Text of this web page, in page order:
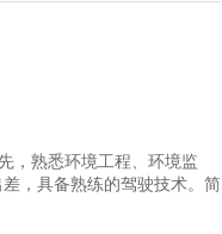
，熟悉环境工程、环境监
，具备熟练的驾驶技术。简